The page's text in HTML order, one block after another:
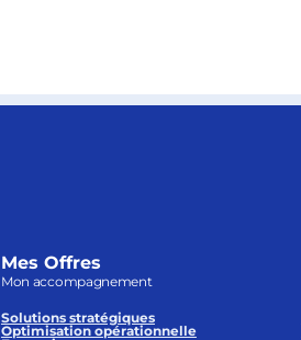
Mes Offres
Mon accompagnement
Solutions stratégiques
Optimisation opérationnelle